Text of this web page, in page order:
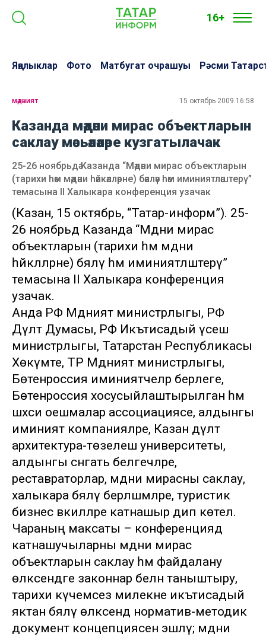
16+
Яңалыклар Фото Матбугат очрашуы Рәсми
мәдәният 15 октябрь 2009 16:58
Казанда мәдәни мирас объектларын
саклау мәсьәләләре кузгатылачак
25-26 ноябрьдә Казанда “Мәдәни мирас объектларын
(тарихи һәм мәдәни һәйкәлләрне) бәяләү һәм иминиятләштерү”
темасына II Халыкара конференция узачак
(Казан, 15 октябрь, “Татар-информ”). 25-
26 ноябрьдә Казанда “Мәдәни мирас
объектларын (тарихи һәм мәдәни
һәйкәлләрне) бәяләү һәм иминиятләштерү”
темасына II Халыкара конференция
узачак.
Анда РФ Мәдәният министрлыгы, РФ
Дәүләт Думасы, РФ Икътисадый үсеш
министрлыгы, Татарстан Республикасы
Хөкүмәте, ТР Мәдәният министрлыгы,
Бөтенроссия иминиятчеләр берлеге,
Бөтенроссия хосусыйлаштырылган һәм
шәхси оешмалар ассоциациясе, алдынгы
иминият компанияләре, Казан дәүләт
архитектура-төзелеш университеты,
алдынгы сәнгать белгечләре,
реставраторлар, мәдәни мирасны саклау,
халыкара бәяләү берләшмәләре, туристик
бизнес вәкилләре катнашыр дип көтелә.
Чараның максаты – конференциядә
катнашучыларны мәдәни мирас
объектларын саклау һәм файдалану
өлкәсендәге законнар белән таныштыру,
тарихи күчемсез милекне икътисадый
яктан бәяләү өлкәсендә норматив-методик
документ концепциясен эшләү; мәдәни